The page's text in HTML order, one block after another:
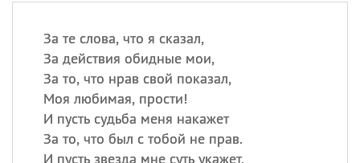
За те слова, что я сказал,
За действия обидные мои,
За то, что нрав свой показал,
Моя любимая, прости!
И пусть судьба меня накажет
За то, что был с тобой не прав.
И пусть звезда мне суть укажет.
происхождение